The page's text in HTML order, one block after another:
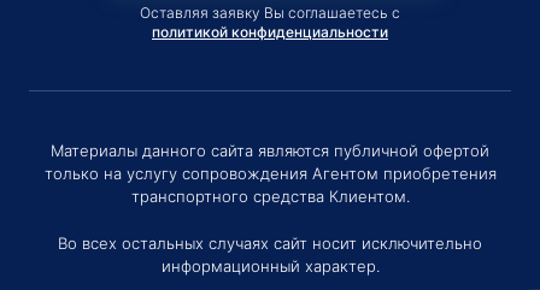
Оставляя заявку Вы соглашаетесь с
политикой конфиденциальности
Материалы данного сайта являются публичной офертой
только на услугу сопровождения Агентом приобретения
транспортного средства Клиентом.
Во всех остальных случаях сайт носит исключительно
информационный характер.